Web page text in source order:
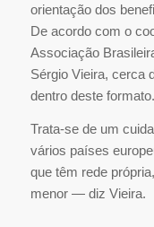
orientação dos
De acordo com o
Associação
Sérgio Vieira, cerca
dentro deste formato.
Trata-se de um
vários países
que têm rede
menor — diz Vieira.